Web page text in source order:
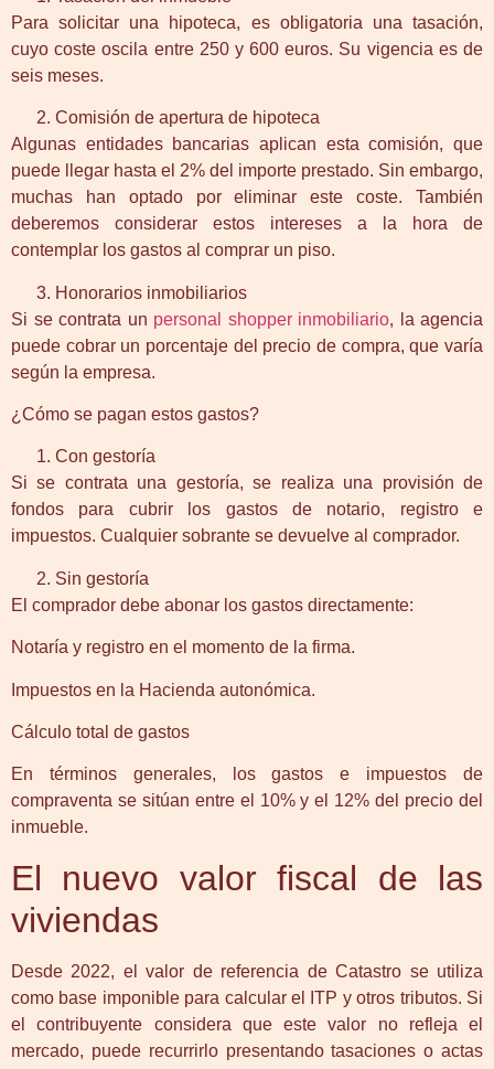
Para solicitar una hipoteca, es obligatoria una tasación,
cuyo coste oscila entre 250 y 600 euros. Su vigencia es de
seis meses.
Comisión de apertura de hipoteca
Algunas entidades bancarias aplican esta comisión, que
puede llegar hasta el 2% del importe prestado. Sin embargo,
muchas han optado por eliminar este coste. También
deberemos considerar estos intereses a la hora de
contemplar los gastos al comprar un piso.
Honorarios inmobiliarios
Si se contrata un personal shopper inmobiliario, la agencia
puede cobrar un porcentaje del precio de compra, que varía
según la empresa.
¿Cómo se pagan estos gastos?
Con gestoría
Si se contrata una gestoría, se realiza una provisión de
fondos para cubrir los gastos de notario, registro e
impuestos. Cualquier sobrante se devuelve al comprador.
Sin gestoría
El comprador debe abonar los gastos directamente:
Notaría y registro en el momento de la firma.
Impuestos en la Hacienda autonómica.
Cálculo total de gastos
En términos generales, los gastos e impuestos de
compraventa se sitúan entre el 10% y el 12% del precio del
inmueble.
El nuevo valor fiscal de las
viviendas
Desde 2022, el valor de referencia de Catastro se utiliza
como base imponible para calcular el ITP y otros tributos. Si
el contribuyente considera que este valor no refleja el
mercado, puede recurrirlo presentando tasaciones o actas